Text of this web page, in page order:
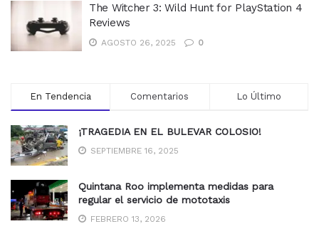
The Witcher 3: Wild Hunt for PlayStation 4
Reviews
AGOSTO 26, 2025 0
En Tendencia Comentarios Lo Último
¡TRAGEDIA EN EL BULEVAR COLOSIO!
SEPTIEMBRE 16, 2025
Quintana Roo implementa medidas para
regular el servicio de mototaxis
FEBRERO 13, 2026